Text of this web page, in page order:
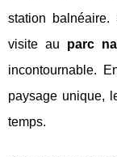
station balnéaire.
visite au parc
incontournable.
paysage unique,
temps.